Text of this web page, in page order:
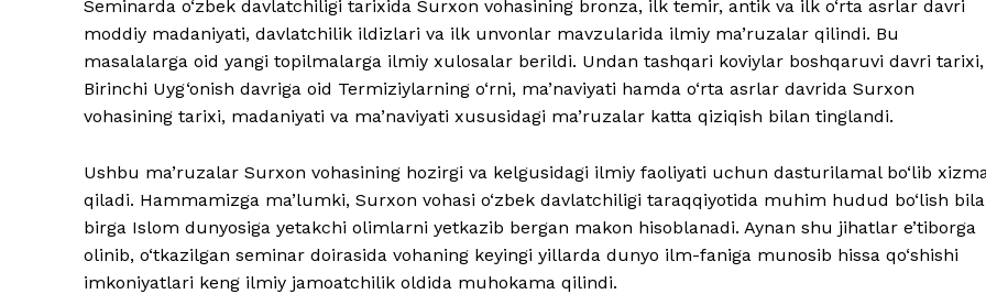
Seminarda o‘zbek davlatchiligi tarixida Surxon vohasining bronza, ilk temir, antik va ilk o‘rta asrlar davri
moddiy madaniyati, davlatchilik ildizlari va ilk unvonlar mavzularida ilmiy ma’ruzalar qilindi. Bu
masalalarga oid yangi topilmalarga ilmiy xulosalar berildi. Undan tashqari koviylar boshqaruvi davri tarixi,
Birinchi Uyg‘onish davriga oid Termiziylarning o‘rni, ma’naviyati hamda o‘rta asrlar davrida Surxon
vohasining tarixi, madaniyati va ma’naviyati xususidagi ma’ruzalar katta qiziqish bilan tinglandi.
Ushbu ma’ruzalar Surxon vohasining hozirgi va kelgusidagi ilmiy faoliyati uchun dasturilamal bo‘lib
qiladi. Hammamizga ma’lumki, Surxon vohasi o‘zbek davlatchiligi taraqqiyotida muhim hudud bo‘lish
birga Islom dunyosiga yetakchi olimlarni yetkazib bergan makon hisoblanadi. Aynan shu jihatlar e’tiborga
olinib, o‘tkazilgan seminar doirasida vohaning keyingi yillarda dunyo ilm-faniga munosib hissa qo‘shishi
imkoniyatlari keng ilmiy jamoatchilik oldida muhokama qilindi.